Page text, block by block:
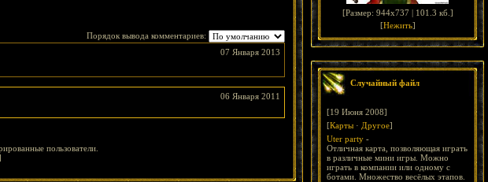
Порядок вывода комментариев:
07 Января 2013
06 Января 2011
пользователи.
[Размер: 944x737 | 101.3 кб. ]
[Нежить]
Случайный файл
[19 Июня 2008]
[Карты · Другое]
Uter party -
Отличная карта, позволяющая играть
в различные мини игры. Можно
играть в компании или одному с
ботами. Множество весёлых этапов.